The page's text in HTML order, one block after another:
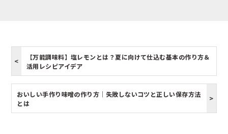
【万能調味料】塩レモンとは？夏に向けて仕込む基本の作り方＆
活用レシピアイデア
おいしい手作り味噌の作り方｜失敗しないコツと正しい保存方法
とは